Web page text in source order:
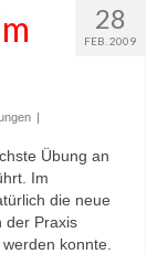
28
FEB. 2009
|
Übung an
Im
die neue
der Praxis
konnte.